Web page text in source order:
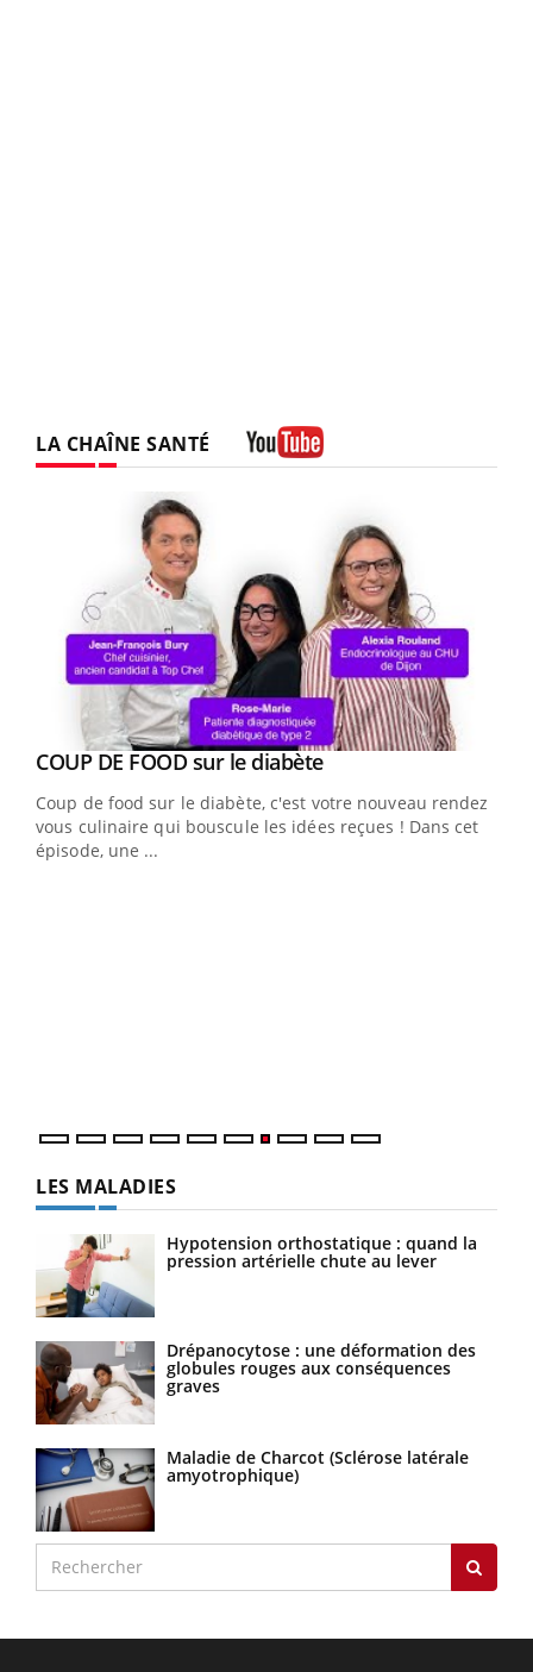
LA CHAÎNE SANTÉ
Youtube
COUP DE FOOD sur le diabèteYoutube
Coup de food sur le diabète, c'est votre nouveau rendez-
vous culinaire qui bouscule les idées reçues ! Dans cet
épisode, une ...
LES MALADIES
Hypotension orthostatique : quand la
pression artérielle chute au lever
Drépanocytose : une déformation des
globules rouges aux conséquences
graves
Maladie de Charcot (Sclérose latérale
amyotrophique)